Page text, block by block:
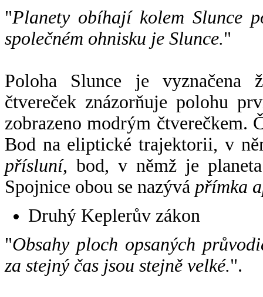
"Planety obíhají kolem Slunce
společném ohnisku je Slunce."
Poloha Slunce je vyznačena
čtvereček znázorňuje polohu
zobrazeno modrým čtverečkem.
Bod na eliptické trajektorii, v
přísluní, bod, v němž je
Spojnice obou se nazývá přímka
Druhý Keplerův zákon
"Obsahy ploch opsaných
za stejný čas jsou stejně velké.".